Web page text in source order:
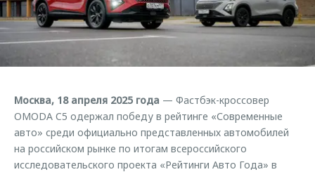
Кредитные программы
Страхование
Одежда и сувениры
Оригинальные аксессуары
Запчасти
Клиентская поддержка
O&J Автоклуб
Клуб владельцев OMODA
Аксессуары
Одежда и сувениры
Оригинальные аксессуары
Обратная связь
Москва, 18 апреля 2025 года — Фастбэк-кроссовер
OMODA C5 одержал победу в рейтинге «Современные
авто» среди официально представленных автомобилей
на российском рынке по итогам всероссийского
исследовательского проекта «Рейтинги Авто Года» в